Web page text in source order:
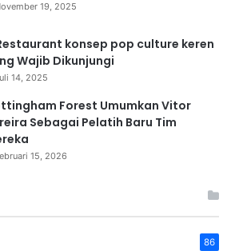
19, 2025
konsep pop culture keren
Wajib Dikunjungi
14, 2025
Forest Umumkan Vitor
Sebagai Pelatih Baru Tim
15, 2026
86